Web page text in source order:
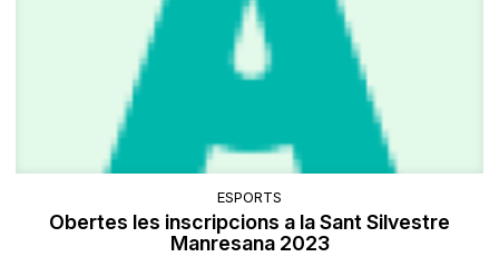
ESPORTS
Obertes les inscripcions a la Sant Silvestre
Manresana 2023